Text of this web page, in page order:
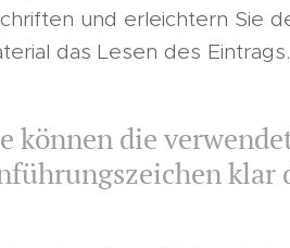
und erleichtern Sie
das Lesen des Eintrags.
können die
klar